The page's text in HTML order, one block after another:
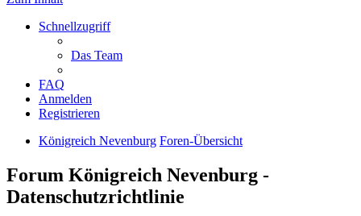
Schnellzugriff
Das Team
FAQ
Anmelden
Registrieren
Königreich Nevenburg Foren-Übersicht
Forum Königreich Nevenburg -
Datenschutzrichtlinie